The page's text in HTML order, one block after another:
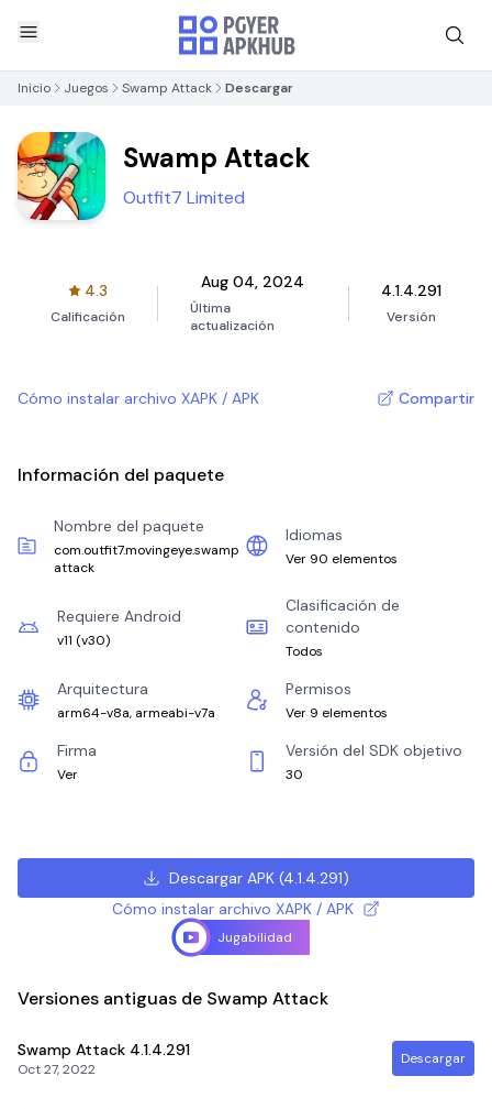
Inicio Juegos Swamp Attack Descargar
Swamp Attack
Outfit7 Limited
4.3
Calificación
Aug 04, 2024
Última
actualización
4.1.4.291
Versión
Cómo instalar archivo XAPK / APK Compartir
Información del paquete
Nombre del paquete
com.outfit7.movingeye.swamp
attack
Idiomas
Ver 90 elementos
Requiere Android
v11 (v30)
Clasificación de
contenido
Todos
Arquitectura
arm64-v8a, armeabi-v7a
Permisos
Ver 9 elementos
Firma
Ver
Versión del SDK objetivo
30
Descargar APK(4.1.4.291)
Cómo instalar archivo XAPK / APK
Jugabilidad
Versiones antiguas de Swamp Attack
Swamp Attack 4.1.4.291
Oct 27, 2022
Descargar